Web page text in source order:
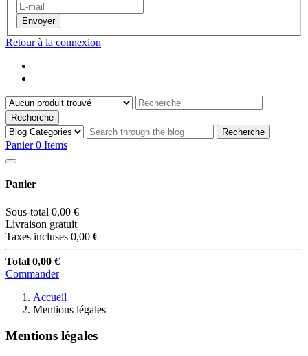
Envoyer
Retour à la connexion
Recherche
Recherche
Panier 0 Items
Panier
Sous-total 0,00 €
Livraison gratuit
Taxes incluses 0,00 €
Total 0,00 €
Commander
Accueil
Mentions légales
Mentions légales